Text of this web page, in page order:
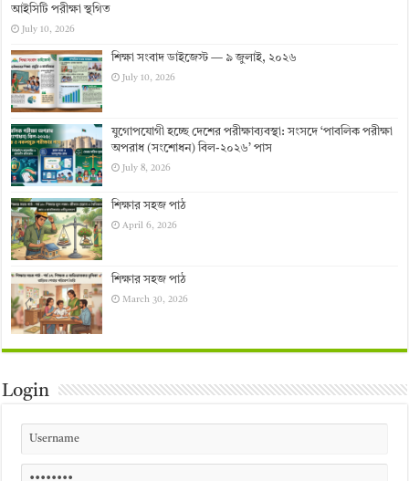
আইসিটি পরীক্ষা স্থগিত
July 10, 2026
শিক্ষা সংবাদ ডাইজেস্ট — ৯ জুলাই, ২০২৬
July 10, 2026
যুগোপযোগী হচ্ছে দেশের পরীক্ষাব্যবস্থা: সংসদে ‘পাবলিক পরীক্ষা
অপরাধ (সংশোধন) বিল-২০২৬’ পাস
July 8, 2026
শিক্ষার সহজ পাঠ
April 6, 2026
শিক্ষার সহজ পাঠ
March 30, 2026
Login